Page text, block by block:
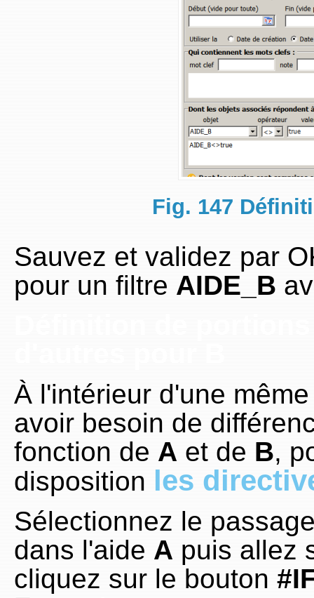
Fig. 147
Sauvez et validez par
pour un filtre AIDE_B
À l'intérieur d'une
avoir besoin de
fonction de A et de B,
disposition les
Sélectionnez le
dans l'aide A puis allez
cliquez sur le bouton